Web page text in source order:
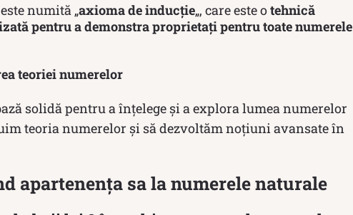
numită „axioma de inducție„, care este otehnică
pentru a demonstra proprietați pentru toate numerele
teoriei numerelor
solidă pentru a înțelege și a explora lumea numerelor
teoria numerelor și să dezvoltăm noțiuni avansate în
apartenența sa la numerele naturale